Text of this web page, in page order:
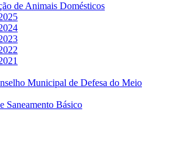
de Animais Domésticos
Municipal de Defesa do Meio
Saneamento Básico